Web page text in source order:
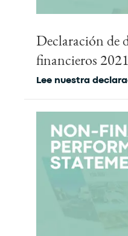
Declaración de
financieros 2021
Lee nuestra